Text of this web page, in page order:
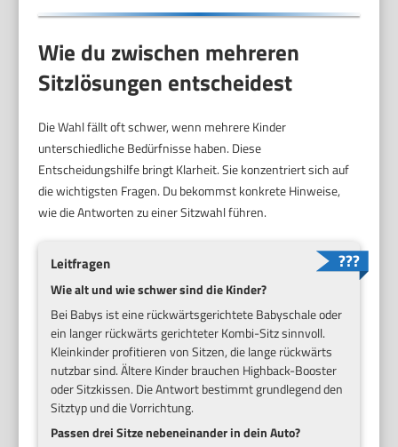
Wie du zwischen mehreren
Sitzlösungen entscheidest
Die Wahl fällt oft schwer, wenn mehrere Kinder
unterschiedliche Bedürfnisse haben. Diese
Entscheidungshilfe bringt Klarheit. Sie konzentriert sich auf
die wichtigsten Fragen. Du bekommst konkrete Hinweise,
wie die Antworten zu einer Sitzwahl führen.
Leitfragen
Wie alt und wie schwer sind die Kinder?
Bei Babys ist eine rückwärtsgerichtete Babyschale oder
ein langer rückwärts gerichteter Kombi-Sitz sinnvoll.
Kleinkinder profitieren von Sitzen, die lange rückwärts
nutzbar sind. Ältere Kinder brauchen Highback-Booster
oder Sitzkissen. Die Antwort bestimmt grundlegend den
Sitztyp und die Vorrichtung.
Passen drei Sitze nebeneinander in dein Auto?